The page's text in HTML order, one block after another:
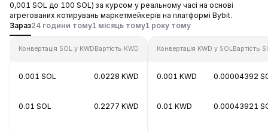
0,001 SOL до 100 SOL) за курсом у реальному часі на основі
агрегованих котирувань маркетмейкерів на платформі Bybit.
Зараз24 години тому1 місяць тому1 року тому
Конвертація SOL у KWDВартість KWD
0.001 SOL 0.0228 KWD
0.01 SOL 0.2277 KWD
Конвертація KWD у SOLВартість
0.001 KWD 0.00004392
0.01 KWD 0.00043921